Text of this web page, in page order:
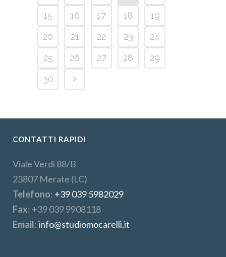
15
16 17 18
19
20
21 22 23
24
25
26 27 28
29
30
CONTATTI RAPIDI
Viale Verdi 88/B
23807 Merate (LC)
Telefono: +39 039 5982029
Fax: +39 039 9908118
Email:info@studiomocarelli.it